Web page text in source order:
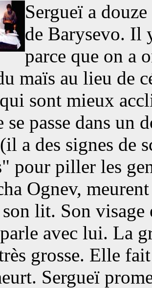
Sergueï a
de Barysevo. Il
parce que on a
maïs au lieu de
sont mieux
se passe dans
a des signes de
pour piller les
Ognev,
lit. Son visage
avec lui. La
grosse. Elle
Sergueï